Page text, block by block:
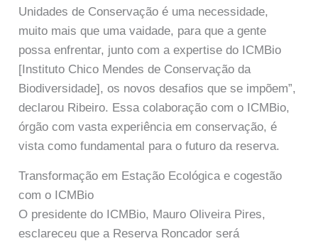
Unidades de Conservação é uma necessidade,
muito mais que uma vaidade, para que a gente
possa enfrentar, junto com a expertise do ICMBio
[Instituto Chico Mendes de Conservação da
Biodiversidade], os novos desafios que se impõem”,
declarou Ribeiro. Essa colaboração com o ICMBio,
órgão com vasta experiência em conservação, é
vista como fundamental para o futuro da reserva.
Transformação em Estação Ecológica e cogestão
com o ICMBio
O presidente do ICMBio, Mauro Oliveira Pires,
esclareceu que a Reserva Roncador será